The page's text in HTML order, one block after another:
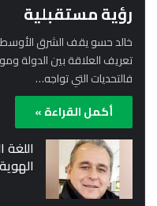
رؤية مستقبلية
خالد حسو يقف الشرق الأوسط
تعريف العلاقة بين الدولة
فالتحديات التي تواجه…
أكمل القراءة »
الهوية